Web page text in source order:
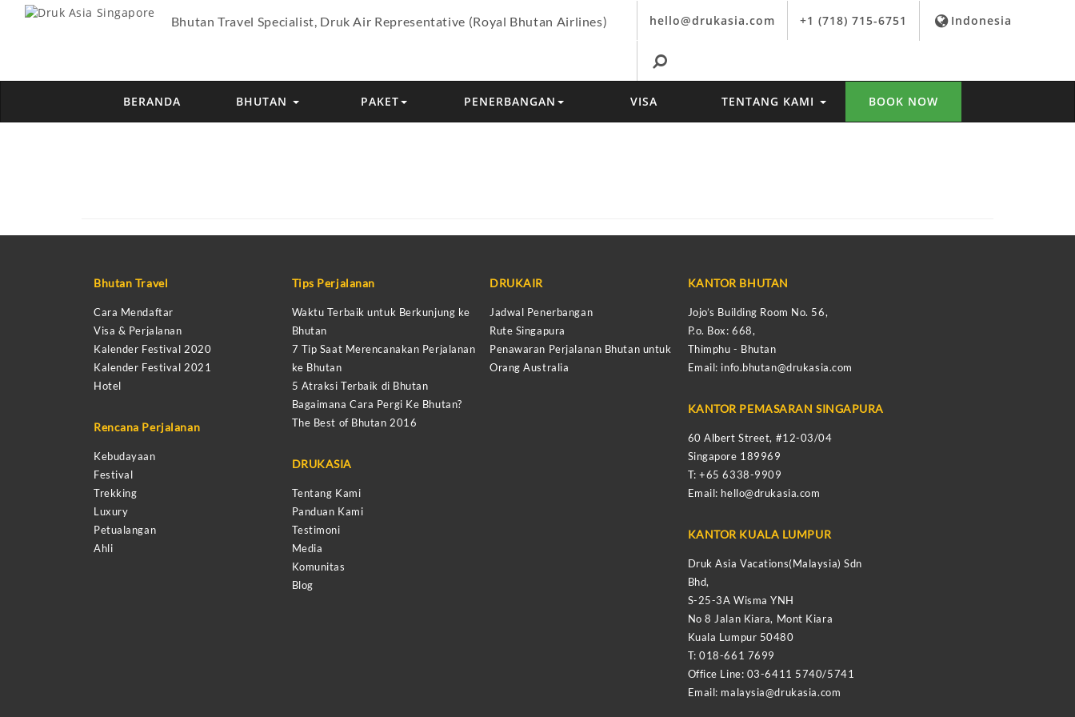
Bhutan Travel Specialist, Druk Air Representative (Royal Bhutan Airlines) hello@drukasia.com +1 (718) 715-6751 Indonesia
BERANDA BHUTAN PAKET PENERBANGAN VISA TENTANG KAMI BOOK NOW
Bhutan Travel
Cara Mendaftar
Visa & Perjalanan
Kalender Festival 2020
Kalender Festival 2021
Hotel
Rencana Perjalanan
Kebudayaan
Festival
Trekking
Luxury
Petualangan
Ahli
Tips Perjalanan
Waktu Terbaik untuk Berkunjung ke
Bhutan
7 Tip Saat Merencanakan Perjalanan
ke Bhutan
5 Atraksi Terbaik di Bhutan
Bagaimana Cara Pergi Ke Bhutan?
The Best of Bhutan 2016
DRUKASIA
Tentang Kami
Panduan Kami
Testimoni
Media
Komunitas
Blog
DRUKAIR
Jadwal Penerbangan
Rute Singapura
Penawaran Perjalanan Bhutan untuk
Orang Australia
KANTOR BHUTAN
Jojo’s Building Room No. 56,
P.o. Box: 668,
Thimphu - Bhutan
Email: info.bhutan@drukasia.com
KANTOR PEMASARAN SINGAPURA
60 Albert Street, #12-03/04
Singapore 189969
T: +65 6338-9909
Email: hello@drukasia.com
KANTOR KUALA LUMPUR
Druk Asia Vacations(Malaysia) Sdn
Bhd,
S-25-3A Wisma YNH
No 8 Jalan Kiara, Mont Kiara
Kuala Lumpur 50480
T: 018-661 7699
Office Line: 03-6411 5740/5741
Email: malaysia@drukasia.com